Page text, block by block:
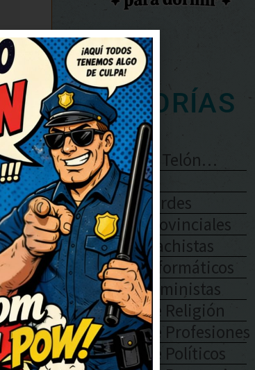
CATEGORÍAS
Se Abre El Telón…
Enlaces
Chistes Verdes
Chistes Provinciales
Chistes Machistas
Chistes Informáticos
Chistes Feministas
Chistes De Religión
Chistes De Profesiones
Chistes De Políticos